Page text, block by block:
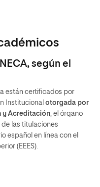
según el
están certificados por
Institucional otorgada por
y Acreditación, el órgano
las titulaciones
español en línea con el
(EEES).